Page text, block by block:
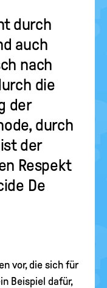
durch
auch
nach
die
der
durch
der
Respekt
De
vor, die sich für
Beispiel dafür,